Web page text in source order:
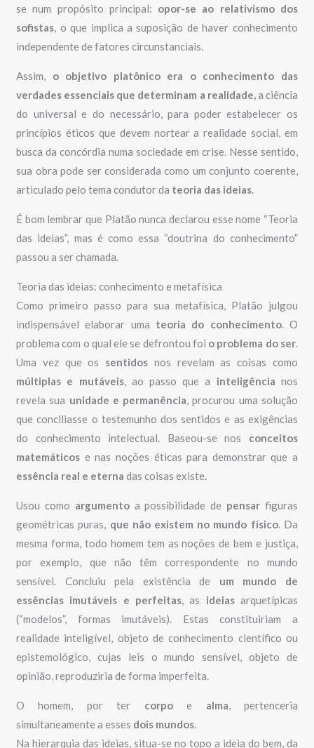
se num propósito principal: opor-se ao relativismo dos
sofistas , o que implica a suposição de haver conhecimento
independente de fatores circunstanciais.
Assim, o objetivo platônico era o conhecimento das
verdades essenciais que determinam a realidade, a ciência
do universal e do necessário, para poder estabelecer os
princípios éticos que devem nortear a realidade social, em
busca da concórdia numa sociedade em crise. Nesse sentido,
sua obra pode ser considerada como um conjunto coerente,
articulado pelo tema condutor da teoria das ideias
É bom lembrar que Platão nunca declarou esse nome “Teoria
das ideias”, mas é como essa “doutrina do conhecimento”
passou a ser chamada.
Teoria das ideias: conhecimento e metafísica
Como primeiro passo para sua metafísica, Platão julgou
indispensável elaborar uma teoria do conhecimento. O
problema com o qual ele se defrontou foi o problema do ser.
Uma vez que os sentidos nos revelam as coisas como
múltiplas e mutáveis, ao passo que a inteligência nos
revela sua unidade e permanência , procurou uma solução
que conciliasse o testemunho dos sentidos e as exigências
do conhecimento intelectual. Baseou-se nos conceitos
matemáticos e nas noções éticas para demonstrar que a
essência real e eterna das coisas existe.
Usou como argumentoa possibilidade de pensar figuras
geométricas puras, que não existem no mundo físico. Da
mesma forma, todo homem tem as noções de bem e justiça,
por exemplo, que não têm correspondente no mundo
sensível. Concluiu pela existência de um mundo de
essências imutáveis e perfeitas , as ideiasarquetípicas
(“modelos”, formas imutáveis). Estas constituiriam a
realidade inteligível, objeto de conhecimento científico ou
epistemológico, cujas leis o mundo sensível, objeto de
opinião, reproduziria de forma imperfeita.
O homem, por ter corpoe alma , pertenceria
simultaneamente a esses dois mundos
Na hierarquia das ideias, situa-se no topo a ideia do bem, da